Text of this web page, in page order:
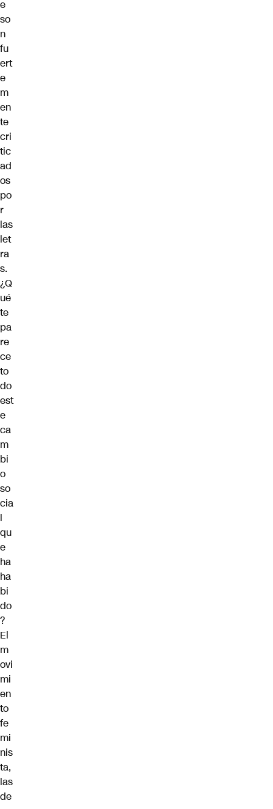
e
so
n
fu
ert
e
m
en
te
cri
tic
ad
os
po
r
las
let
ra
s.
¿Q
ué
te
pa
re
ce
to
do
est
e
ca
m
bi
o
so
cia
l
qu
e
ha
ha
bi
do
?
El
m
ovi
mi
en
to
fe
mi
nis
ta,
las
de